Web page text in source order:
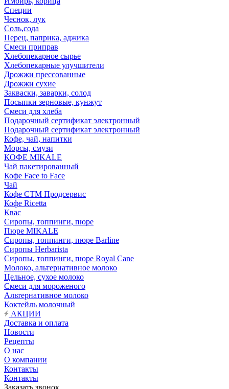
Специи
Чеснок, лук
Соль,сода
Перец, паприка, аджика
Смеси приправ
Хлебопекарное сырье
Хлебопекарные улучшители
Дрожжи прессованные
Дрожжи сухие
Закваски, заварки, солод
Посыпки зерновые, кунжут
Смеси для хлеба
Подарочный сертификат электронный
Подарочный сертификат электронный
Кофе, чай, напитки
Морсы, смузи
КОФЕ MIKALE
Чай пакетированный
Кофе Face to Face
Чай
Кофе СТМ Продсервис
Кофе Ricetta
Квас
Сиропы, топпинги, пюре
Пюре MIKALE
Сиропы, топпинги, пюре Barline
Сиропы Herbarista
Сиропы, топпинги, пюре Royal Cane
Молоко, альтернативное молоко
Цельное, сухое молоко
Смеси для мороженого
Альтернативное молоко
Коктейль молочный
АКЦИИ
Доставка и оплата
Новости
Рецепты
О нас
О компании
Контакты
Контакты
Заказать звонок